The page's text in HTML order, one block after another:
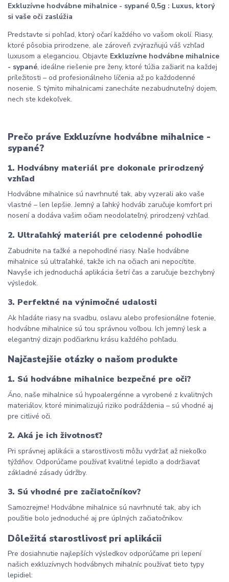
Exkluzívne hodvábne mihalnice - sypané 0,5g : Luxus, ktorý
si vaše oči zaslúžia
Predstavte si pohľad, ktorý očarí každého vo vašom okolí. Riasy,
ktoré pôsobia prirodzene, ale zároveň zvýrazňujú váš vzhľad
luxusom a eleganciou. Objavte Exkluzívne hodvábne mihalnice
- sypané, ideálne riešenie pre ženy, ktoré túžia zažiariť na každej
príležitosti – od profesionálneho líčenia až po každodenné
nosenie. S týmito mihalnicami zanecháte nezabudnuteľný dojem,
nech ste kdekoľvek.
Prečo práve Exkluzívne hodvábne mihalnice -
sypané?
1. Hodvábny materiál pre dokonale prirodzený
vzhľad
Hodvábne mihalnice sú navrhnuté tak, aby vyzerali ako vaše
vlastné – len lepšie. Jemný a ľahký hodváb zaručuje komfort pri
nosení a dodáva vašim očiam neodolateľný, prirodzený vzhľad.
2. Ultraľahký materiál pre celodenné pohodlie
Zabudnite na ťažké a nepohodlné riasy. Naše hodvábne
mihalnice sú ultraľahké, takže ich na očiach ani nepocítite.
Navyše ich jednoduchá aplikácia šetrí čas a zaručuje bezchybný
výsledok.
3. Perfektné na výnimočné udalosti
Ak hľadáte riasy na svadbu, oslavu alebo profesionálne fotenie,
hodvábne mihalnice sú tou správnou voľbou. Ich jemný lesk a
elegantný dizajn podčiarknu krásu každého pohľadu.
Najčastejšie otázky o našom produkte
1. Sú hodvábne mihalnice bezpečné pre oči?
Áno, naše mihalnice sú hypoalergénne a vyrobené z kvalitných
materiálov, ktoré minimalizujú riziko podráždenia – sú vhodné aj
pre citlivé oči.
2. Aká je ich životnosť?
Pri správnej aplikácii a starostlivosti môžu vydržať až niekoľko
týždňov. Odporúčame používať kvalitné lepidlo a dodržiavať
základné zásady údržby.
3. Sú vhodné pre začiatočníkov?
Samozrejme! Hodvábne mihalnice sú navrhnuté tak, aby ich
použitie bolo jednoduché aj pre úplných začiatočníkov.
Dôležitá starostlivosť pri aplikácii
Pre dosiahnutie najlepších výsledkov odporúčame pri lepení
našich exkluzívnych hodvábnych mihalníc používať tieto typy
lepidiel: